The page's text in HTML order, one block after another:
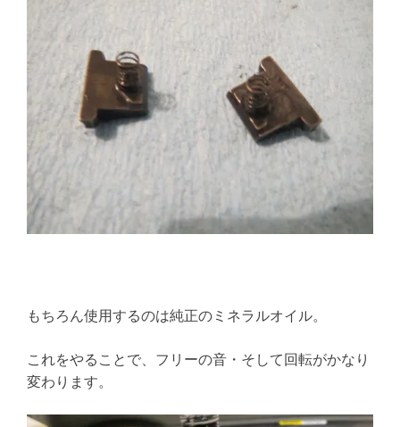
もちろん使用するのは純正のミネラルオイル。
これをやることで、フリーの音・そして回転がかなり
変わります。